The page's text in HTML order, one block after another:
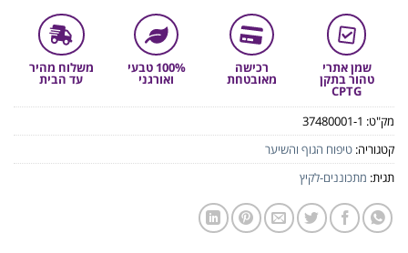
שמן אתרי
טהור בתקן
CPTG
רכישה
מאובטחת
100% טבעי
ואורגני
משלוח מהיר
עד הבית
מק"ט: 37480001-1
קטגוריה: טיפוח הגוף והשיער
תגית: מתכוננים-לקיץ